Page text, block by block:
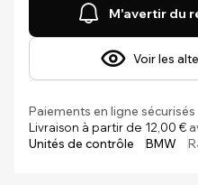
M'avertir du
Voir les
Paiements en ligne sécurisés
Livraison à partir de 12,00 €
Unités de contrôle
BMW